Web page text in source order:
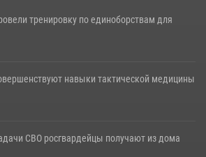
тренировку по единоборствам для
навыки тактической медицины
СВО росгвардейцы получают из дома